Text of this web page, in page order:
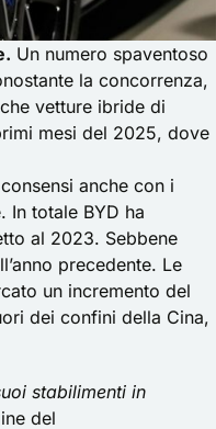
Un numero spaventoso
la concorrenza,
vetture ibride di
mesi del 2025, dove
anche con i
In totale BYD ha
al 2023. Sebbene
precedente. Le
un incremento del
dei confini della Cina,
stabilimenti in
del